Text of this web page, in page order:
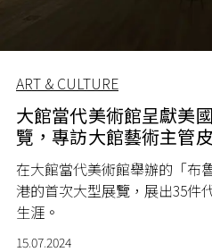
ART & CULTURE
大館當代美術館呈獻美
覽，專訪大館藝術主管
在大館當代美術館舉辦的「布
港的首次大型展覽，展出35件
生涯。
15.07.2024